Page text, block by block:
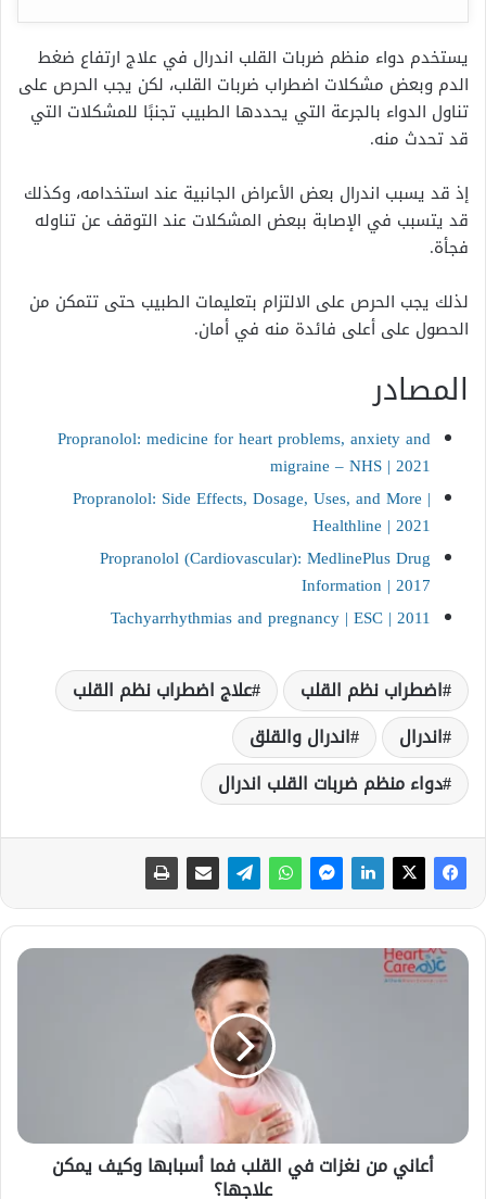
يستخدم دواء منظم ضربات القلب اندرال في علاج ارتفاع ضغط
الدم وبعض مشكلات اضطراب ضربات القلب، لكن يجب الحرص على
تناول الدواء بالجرعة التي يحددها الطبيب تجنبًا للمشكلات التي
قد تحدث منه.
إذ قد يسبب اندرال بعض الأعراض الجانبية عند استخدامه، وكذلك
قد يتسبب في الإصابة ببعض المشكلات عند التوقف عن تناوله
فجأة.
لذلك يجب الحرص على الالتزام بتعليمات الطبيب حتى تتمكن من
الحصول على أعلى فائدة منه في أمان.
المصادر
Propranolol: medicine for heart problems, anxiety and
migraine – NHS | 2021
Propranolol: Side Effects, Dosage, Uses, and More |
Healthline | 2021
Propranolol (Cardiovascular): MedlinePlus Drug
Information | 2017
Tachyarrhythmias and pregnancy | ESC | 2011
اضطراب نظم القلب
علاج اضطراب نظم القلب
اندرال
اندرال والقلق
دواء منظم ضربات القلب اندرال
أ
غ
أعاني من نغزات في القلب فما أسبابها وكيف يمكن
علاجها؟